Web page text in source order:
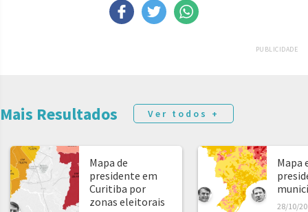
PUBLICIDADE
Mais Resultados Ver todos +
Mapa de
presidente em
Curitiba por
zonas eleitorais
Mapa
28/10/